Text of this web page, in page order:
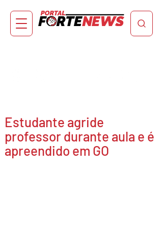
Estudante agride
professor durante aula e é
apreendido em GO